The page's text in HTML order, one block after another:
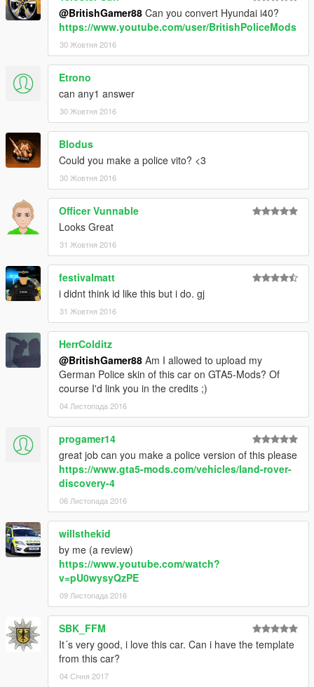
@BritishGamer88 Can you convert Hyundai i40?
https://www.youtube.com/user/BritishPoliceMods
30 Жовтня 2016
Etrono
can any1 answer
30 Жовтня 2016
Blodus
Could you make a police vito? <3
30 Жовтня 2016
Officer Vunnable
Looks Great
31 Жовтня 2016
festivalmatt
i didnt think id like this but i do. gj
31 Жовтня 2016
HerrColditz
@BritishGamer88 Am I allowed to upload my
German Police skin of this car on GTA5-Mods? Of
course I'd link you in the credits ;)
04 Листопада 2016
progamer14
great job can you make a police version of this please
https://www.gta5-mods.com/vehicles/land-rover-
discovery-4
06 Листопада 2016
willsthekid
by me (a review)
https://www.youtube.com/watch?
v=pU0wysyQzPE
09 Листопада 2016
SBK_FFM
It´s very good, i love this car. Can i have the template
from this car?
04 Січня 2017